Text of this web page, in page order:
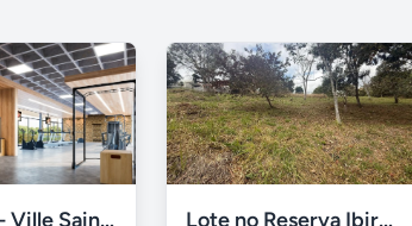
Le Jardin - Ville Sainte Anne - Sousas, Campinas Lote no Reserva Ibirapitanga de 800m²